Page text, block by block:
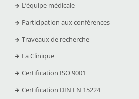
L’équipe médicale
Participation aux conférences
Traveaux de recherche
La Clinique
Certification ISO 9001
Certification DIN EN 15224